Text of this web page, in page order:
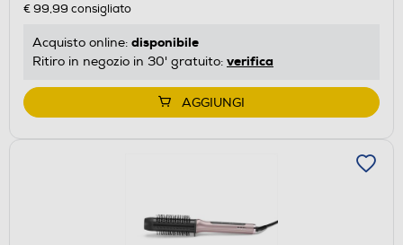
€ 99,99 consigliato
Acquisto online: disponibile
Ritiro in negozio in 30' gratuito: verifica
AGGIUNGI